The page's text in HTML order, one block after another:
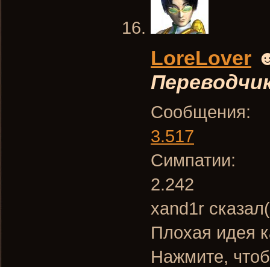
LoreLover
Сообщения:
3.517
Симпатии:
2.242
xand1r
Плохая идея
Нажмите,